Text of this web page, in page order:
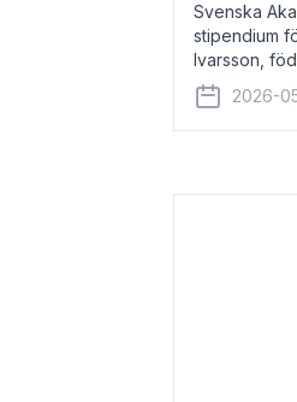
Svenska
stipendium
Ivarsson,
Trelleborg.
2026-